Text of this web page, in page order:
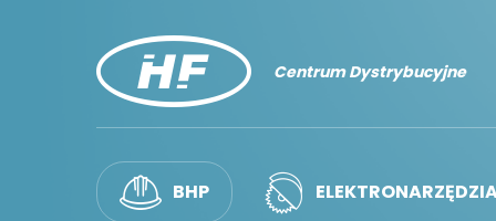
Centrum Dystrybucyjne
BHP